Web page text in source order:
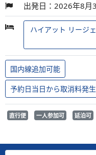
出発日：2026年8月
ハイアット リージ
国内線追加可能
予約日当日から取消料発生
直行便 一人参加可 延泊可